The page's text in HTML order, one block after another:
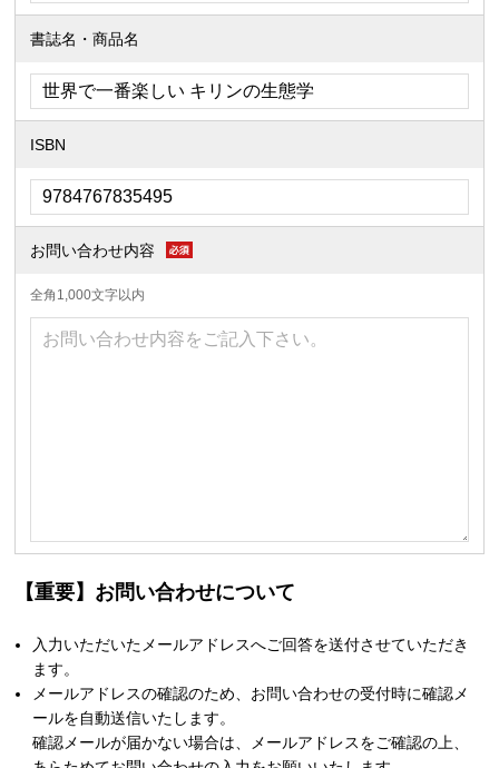
書誌名・商品名
ISBN
お問い合わせ内容
全角1,000文字以内
【重要】お問い合わせについて
入力いただいたメールアドレスへご回答を送付させていただき
ます。
メールアドレスの確認のため、お問い合わせの受付時に確認メ
ールを自動送信いたします。
確認メールが届かない場合は、メールアドレスをご確認の上、